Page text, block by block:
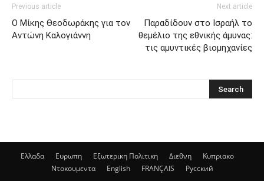
Previous article
Ο Μίκης Θεοδωράκης για τον
Αντώνη Καλογιάννη
Next article
Παραδίδουν στο Ισραήλ το
θεμέλιο της εθνικής άμυνας:
τις αμυντικές βιομηχανίες
Ελλαδα Ευρωπη Εξωτερικη Πολιτικη Διεθνη
Κυπριακο
Ντοκουμεντα
English FRANÇAIS Русский